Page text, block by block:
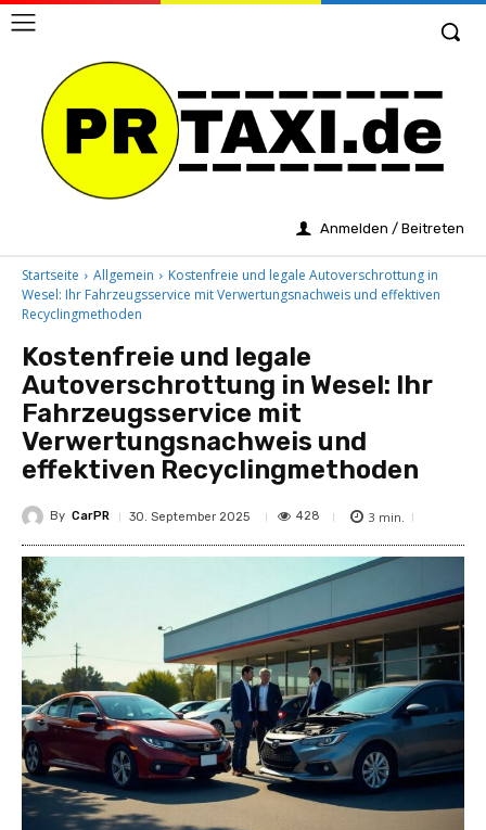
Anmelden / Beitreten
Startseite Allgemein
Kostenfreie und legale Autoverschrottung in
Wesel: Ihr Fahrzeugsservice mit Verwertungsnachweis und effektiven
Recyclingmethoden
Kostenfreie und legale
Autoverschrottung in Wesel: Ihr
Fahrzeugsservice mit
Verwertungsnachweis und
effektiven Recyclingmethoden
By CarPR 30. September 2025 428 3 min.